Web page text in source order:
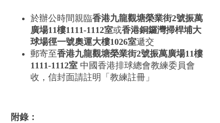
於辦公時間親臨香港九龍觀塘榮業街2號振萬
廣場11樓1111-1112室或香港銅鑼灣掃桿埔大
球場徑一號奧運大樓1026室遞交
郵寄至香港九龍觀塘榮業街2號振萬廣場11樓
1111-1112室 中國香港排球總會教練委員會
收，信封面請註明「教練註冊」
附錄：